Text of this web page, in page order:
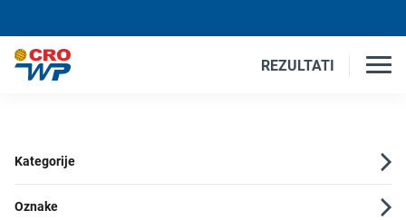
REZULTATI
Kategorije
Oznake